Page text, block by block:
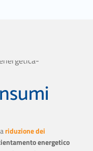
riduzione dei
energetico